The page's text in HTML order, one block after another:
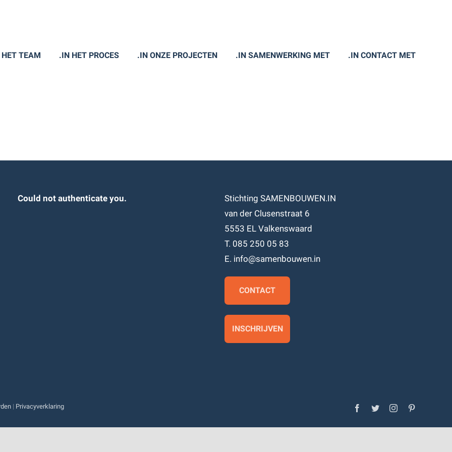
TEAM .IN HET PROCES .IN ONZE PROJECTEN .IN SAMENWERKING MET .IN CONTACT MET
Could not authenticate you.
Stichting SAMENBOUWEN.IN
van der Clusenstraat 6
5553 EL Valkenswaard
T. 085 250 05 83
E. info@samenbouwen.in
CONTACT
INSCHRIJVEN
| Privacyverklaring Facebook
TwitterInstagram